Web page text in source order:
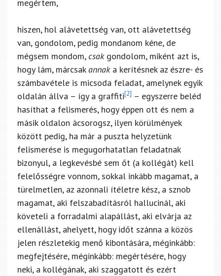
megértem,
hiszen, hol alávetettség van, ott alávetettség
van, gondolom, pedig mondanom kéne, de
mégsem mondom, csakgondolom, miként azt is,
hogy lám, márcsakannaka kerítésnek az észre- és
számbavétele is micsoda feladat, amelynek egyik
oldalán állva – így a graffiti[2] – egyszerre beléd
hasíthat a felismerés, hogy éppen ott és nem a
másik oldalon ácsorogsz, ilyen körülmények
között pedig, ha már a puszta helyzetünk
felismerése is megugorhatatlan feladatnak
bizonyul, a legkevésbé sem őt (a kollégát) kell
felelősségre vonnom, sokkal inkább magamat, a
türelmetlen, az azonnali ítéletre kész, a sznob
magamat, aki felszabadításról hallucinál, aki
követeli a forradalmi alapállást, aki elvárja az
ellenállást, ahelyett, hogy időt szánna a közös
jelen részletekig menő kibontására, méginkább:
megfejtésére, méginkább: megértésére, hogy
neki, a kollégának, aki szaggatott és ezért